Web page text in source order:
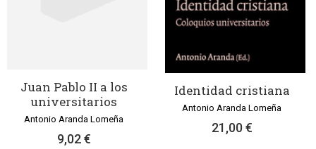
Juan Pablo II a los
universitarios
Antonio Aranda Lomeña
9,02 €
Identidad cristiana
Antonio Aranda Lomeña
21,00 €